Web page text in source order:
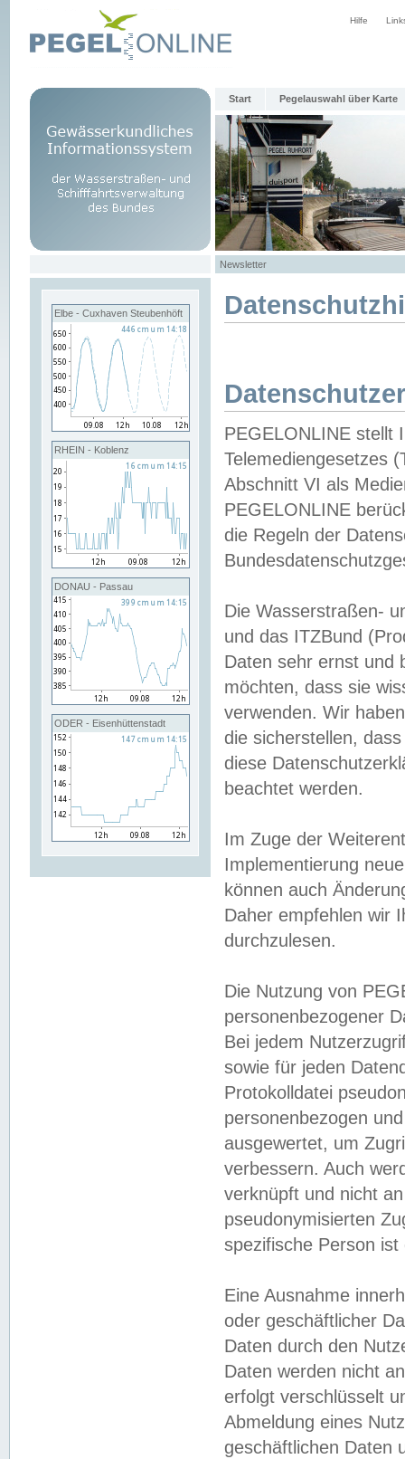
Hilfe
Start Pegelauswahl über Karte
Newsletter
Elbe - Cuxhaven Steubenhöft
RHEIN - Koblenz
DONAU - Passau
ODER - Eisenhüttenstadt
PEGELONLINE stellt
Telemediengesetzes
Abschnitt VI als
PEGELONLINE
die Regeln der
Die Wasserstraßen-
und das ITZBund
Daten sehr ernst und
möchten, dass sie
verwenden. Wir
die sicherstellen,
diese
beachtet werden.
Im Zuge der
Implementierung
können auch
Daher empfehlen wir
durchzulesen.
Die Nutzung von
personenbezogener
Bei jedem
sowie für jeden
Protokolldatei
personenbezogen
ausgewertet, um
verbessern. Auch
verknüpft und nicht
pseudonymisierten
spezifische Person
Eine Ausnahme
oder geschäftlicher
Daten durch den
Daten werden nicht
erfolgt verschlüsselt
Abmeldung eines
geschäftlichen Daten